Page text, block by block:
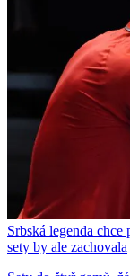
Srbská legenda
sety by ale zachovala